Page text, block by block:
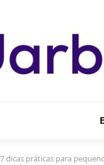
dicas práticas para